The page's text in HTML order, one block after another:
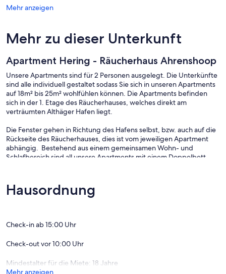
Mehr anzeigen
Mehr zu dieser Unterkunft
Apartment Hering - Räucherhaus Ahrenshoop
Unsere Apartments sind für 2 Personen ausgelegt. Die Unterkünfte
sind alle individuell gestaltet sodass Sie sich in unseren Apartments
auf 18m² bis 25m² wohlfühlen können. Die Apartments befinden
sich in der 1. Etage des Räucherhauses, welches direkt am
verträumten Althäger Hafen liegt.
Die Fenster gehen in Richtung des Hafens selbst, bzw. auch auf die
Rückseite des Räucherhauses, dies ist vom jeweiligen Apartment
abhängig. Bestehend aus einem gemeinsamen Wohn- und
Schlafbereich sind all unsere Apartments mit einem Doppelbett,
Der Blick des Apartments geht in Richtung des verträumten Hafens.
mit einem Doppelbett, Sat-TV und WLan, sowie einer Miniküche
Weiterhin verfügt es über Badezimmer mit Dusche und WC. Das
Hausordnung
Check-in ab 15:00 Uhr
Check-out vor 10:00 Uhr
Mindestalter für die Miete: 18 Jahre